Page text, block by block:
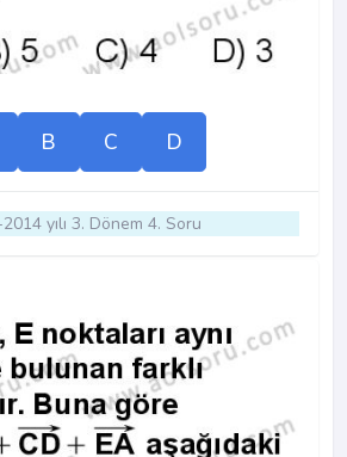
B C D
yılı 3. Dönem 4. Soru